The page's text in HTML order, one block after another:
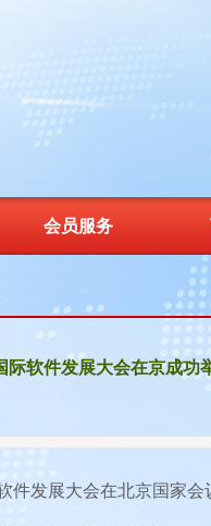
会员服务
际软件发展大会在京成功
件发展大会在北京国家